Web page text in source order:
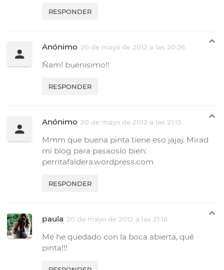
RESPONDER
Anónimo 20 de mayo de 2012 a las 20:26
Ñam! buenisimo!!
RESPONDER
Anónimo 20 de mayo de 2012 a las 21:15
Mmm que buena pinta tiene eso jajaj. Mirad
mi blog para pasaoslo bien:
perritafaldera.wordpress.com
RESPONDER
paula 20 de mayo de 2012 a las 21:16
Me he quedado con la boca abierta, qué
pinta!!!